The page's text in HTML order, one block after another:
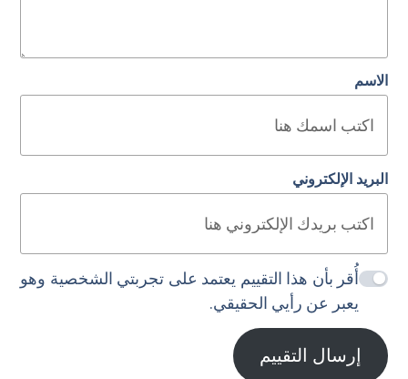
الاسم
البريد الإلكتروني
أُقر بأن هذا التقييم يعتمد على تجربتي الشخصية وهو
يعبر عن رأيي الحقيقي.
إرسال التقييم